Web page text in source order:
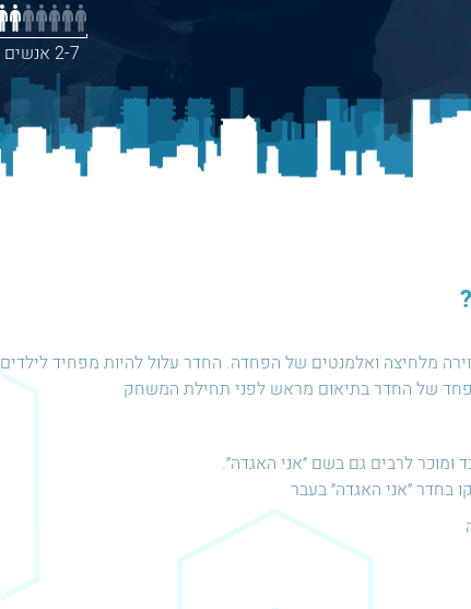
2-7 אנשים
מלחיצה ואלמנטים של הפחדה. החדר עלול להיות מפחיד לילדים
של החדר בתיאום מראש לפני תחילת המשחק
ומוכר לרבים גם בשם ״אני האגדה״.
בחדר ״אני האגדה״ בעבר